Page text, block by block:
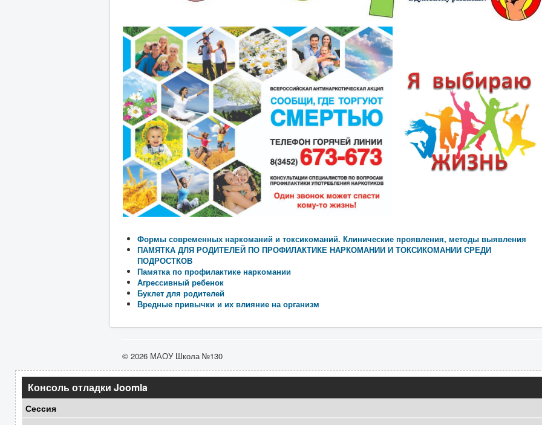
Формы современных наркоманий и токсикоманий. Клинические проявления, методы выявления
ПАМЯТКА ДЛЯ РОДИТЕЛЕЙ ПО ПРОФИЛАКТИКЕ НАРКОМАНИИ И ТОКСИКОМАНИИ СРЕДИ
ПОДРОСТКОВ
Памятка по профилактике наркомании
Агрессивный ребенок
Буклет для родителей
Вредные привычки и их влияние на организм
© 2026 МАОУ Школа №130
Консоль отладки Joomla
Сессия